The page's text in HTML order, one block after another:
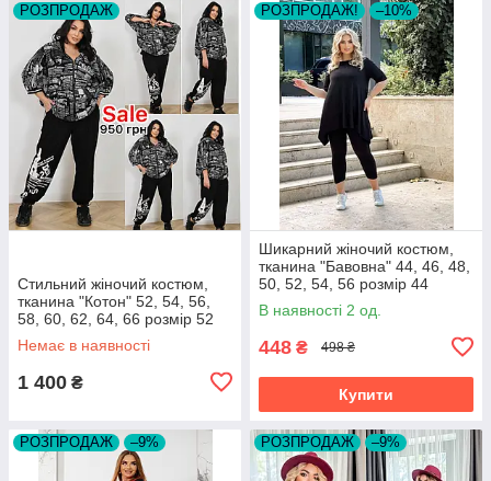
РОЗПРОДАЖ
Стильний жіночий костюм,
тканина "Котон" 52, 54, 56,
58, 60, 62, 64, 66 розмір 52
Немає в наявності
1 400 ₴
РОЗПРОДАЖ! –10%
Шикарний жіночий костюм,
тканина "Бавовна" 44, 46, 48,
50, 52, 54, 56 розмір 44
В наявності 2 од.
448 ₴ 498 ₴
Купити
РОЗПРОДАЖ –9% РОЗПРОДАЖ –9%